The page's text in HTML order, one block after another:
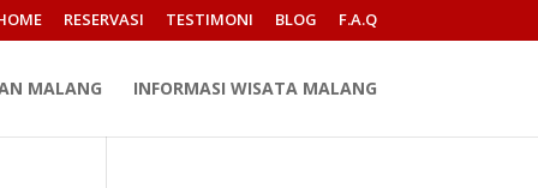
RESERVASI TESTIMONI BLOG F.A.Q
MALANG INFORMASI WISATA MALANG